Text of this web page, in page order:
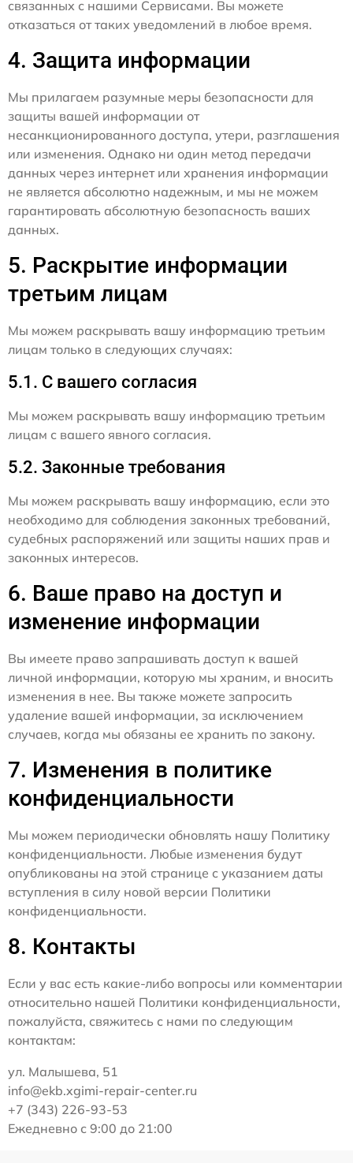
связанных с нашими Сервисами. Вы можете
отказаться от таких уведомлений в любое время.
4. Защита информации
Мы прилагаем разумные меры безопасности для
защиты вашей информации от
несанкционированного доступа, утери, разглашения
или изменения. Однако ни один метод передачи
данных через интернет или хранения информации
не является абсолютно надежным, и мы не можем
гарантировать абсолютную безопасность ваших
данных.
5. Раскрытие информации
третьим лицам
Мы можем раскрывать вашу информацию третьим
лицам только в следующих случаях:
5.1. С вашего согласия
Мы можем раскрывать вашу информацию третьим
лицам с вашего явного согласия.
5.2. Законные требования
Мы можем раскрывать вашу информацию, если это
необходимо для соблюдения законных требований,
судебных распоряжений или защиты наших прав и
законных интересов.
6. Ваше право на доступ и
изменение информации
Вы имеете право запрашивать доступ к вашей
личной информации, которую мы храним, и вносить
изменения в нее. Вы также можете запросить
удаление вашей информации, за исключением
случаев, когда мы обязаны ее хранить по закону.
7. Изменения в политике
конфиденциальности
Мы можем периодически обновлять нашу Политику
конфиденциальности. Любые изменения будут
опубликованы на этой странице с указанием даты
вступления в силу новой версии Политики
конфиденциальности.
8. Контакты
Если у вас есть какие-либо вопросы или комментарии
относительно нашей Политики конфиденциальности,
пожалуйста, свяжитесь с нами по следующим
контактам:
ул. Малышева, 51
info@ekb.xgimi-repair-center.ru
+7 (343) 226-93-53
Ежедневно с 9:00 до 21:00